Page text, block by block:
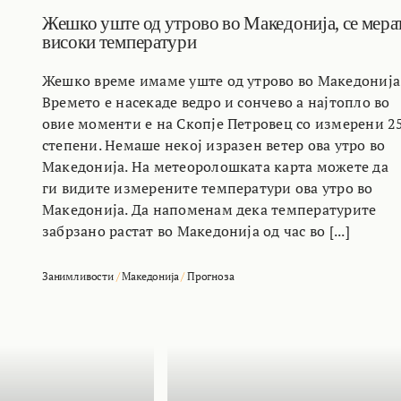
Жешко уште од утрово во Македонија, се
високи температури
Жешко време имаме уште од утрово во
Времето е насекаде ведро и сончево а најтопло во
овие моменти е на Скопје Петровец со измерени
степени. Немаше некој изразен ветер ова утро во
Македонија. На метеоролошката карта можете да
ги видите измерените температури ова утро во
Македонија. Да напоменам дека температурите
забрзано растат во Македонија од час во [...]
Занимливости/Македонија /Прогноза